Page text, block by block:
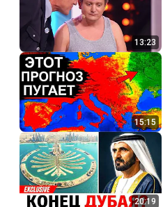
13:23
15:15
20:19